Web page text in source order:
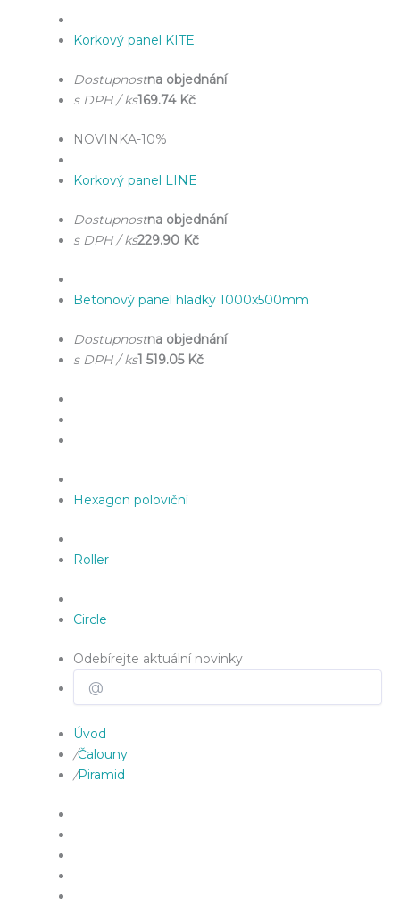
Korkový panel KITE
Dostupnostna objednání
s DPH / ks169.74 Kč
NOVINKA-10%
Korkový panel LINE
Dostupnostna objednání
s DPH / ks229.90 Kč
Betonový panel hladký 1000x500mm
Dostupnostna objednání
s DPH / ks1 519.05 Kč
Hexagon poloviční
Roller
Circle
Odebírejte aktuální novinky
Úvod
/Čalouny
/Piramid